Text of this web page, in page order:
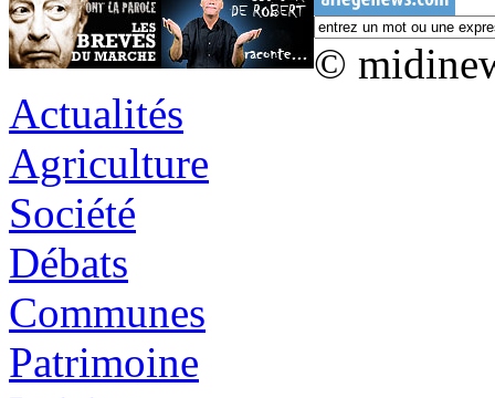
©
Actualités
Agriculture
Société
Débats
Communes
Patrimoine